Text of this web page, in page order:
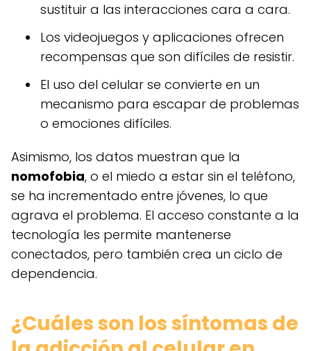
sustituir a las interacciones cara a cara.
Los videojuegos y aplicaciones ofrecen
recompensas que son difíciles de resistir.
El uso del celular se convierte en un
mecanismo para escapar de problemas
o emociones difíciles.
Asimismo, los datos muestran que la
nomofobia, o el miedo a estar sin el teléfono,
se ha incrementado entre jóvenes, lo que
agrava el problema. El acceso constante a la
tecnología les permite mantenerse
conectados, pero también crea un ciclo de
dependencia.
¿Cuáles son los síntomas de